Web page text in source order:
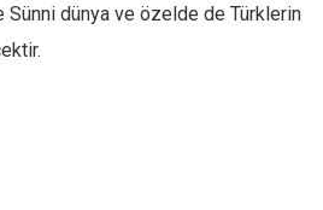
Sünni dünya ve özelde de Türklerin